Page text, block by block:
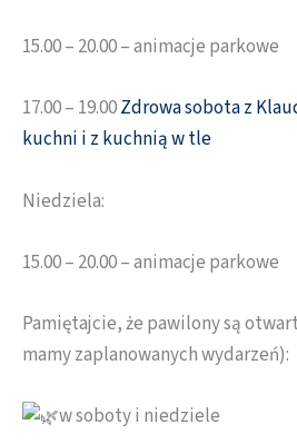
15.00 – 20.00 – animacje parkowe
17.00 – 19.00Zdrowa sobota z
kuchni i z kuchnią w tle
Niedziela:
15.00 – 20.00 – animacje parkowe
Pamiętajcie, że pawilony są
mamy zaplanowanych wydarzeń):
w soboty i niedziele